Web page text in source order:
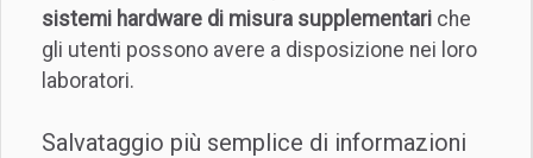
sistemi hardware di misura supplementari che
gli utenti possono avere a disposizione nei loro
laboratori.
Salvataggio più semplice di informazioni